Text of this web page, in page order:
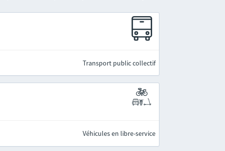
Transport public collectif
Véhicules en libre-service